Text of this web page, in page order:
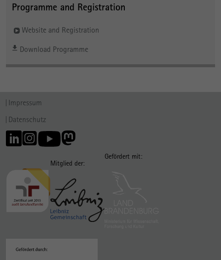
Programme and Registration
Website and Registration
Download Programme
Impressum
Datenschutz
Mitglied der:
Gefördert mit: